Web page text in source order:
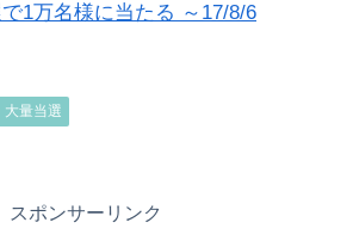
1万名様に当たる ～17/8/6
大量当選
スポンサーリンク